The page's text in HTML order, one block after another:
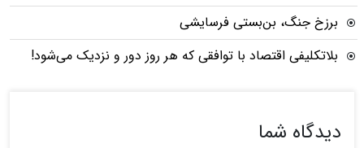
برزخ جنگ، بن‌بستی فرسایشی
بلاتکلیفی اقتصاد با توافقی که هر روز دور و نزدیک می‌شود!
دیدگاه شما